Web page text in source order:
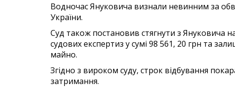
Водночас Януковича визнали невинним за
України.
Суд також постановив стягнути з Януковича
судових експертиз у сумі 98 561, 20 грн та
майно.
Згідно з вироком суду, строк відбування
затримання.